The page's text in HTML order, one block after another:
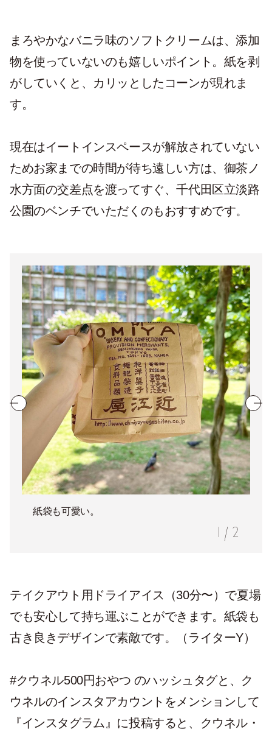
まろやかなバニラ味のソフトクリームは、添加
物を使っていないのも嬉しいポイント。紙を剥
がしていくと、カリッとしたコーンが現れま
す。
現在はイートインスペースが解放されていない
ためお家までの時間が待ち遠しい方は、御茶ノ
水方面の交差点を渡ってすぐ、千代田区立淡路
公園のベンチでいただくのもおすすめです。
紙袋も可愛い。
1 / 2
テイクアウト用ドライアイス（30分〜）で夏場
でも安心して持ち運ぶことができます。紙袋も
古き良きデザインで素敵です。（ライターY）
#クウネル500円おやつ のハッシュタグと、ク
ウネルのインスタアカウントをメンションして
『インスタグラム』に投稿すると、クウネル・